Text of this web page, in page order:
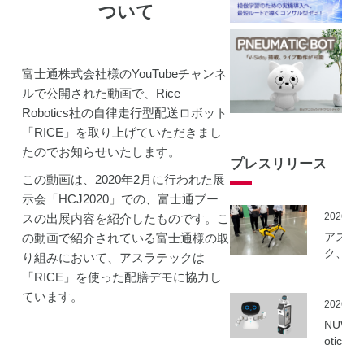
ついて
富士通株式会社様のYouTubeチャンネ
ルで公開された動画で、Rice
Robotics社の自律走行型配送ロボット
「RICE」を取り上げていただきまし
たのでお知らせいたします。
この動画は、2020年2月に行われた展
示会「HCJ2020」での、富士通ブー
スの出展内容を紹介したものです。こ
の動画で紹介されている富士通様の取
り組みにおいて、アスラテックは
「RICE」を使った配膳デモに協力し
ています。
プレスリリース
アスラ
ク、
を活用
建設向
ボット
NUWA
otics社